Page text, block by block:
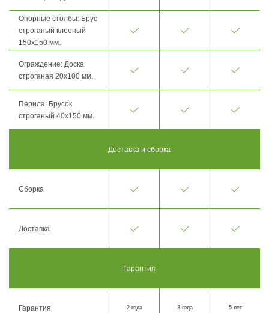
Опорные столбы: Брус
строганый клееный
150х150 мм.
Ограждение: Доска
строганая 20х100 мм.
Перила: Брусок
строганый 40х150 мм.
Доставка и сборка
Сборка
Доставка
Гарантия
Гарантия 2 года 3 года 5 лет